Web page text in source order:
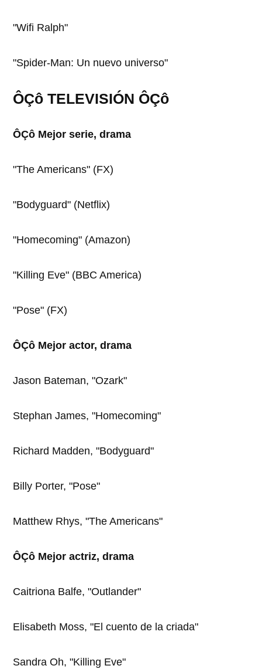
"Wifi Ralph"
"Spider-Man: Un nuevo universo"
ÔÇô TELEVISIÓN ÔÇô
ÔÇô Mejor serie, drama
"The Americans" (FX)
"Bodyguard" (Netflix)
"Homecoming" (Amazon)
"Killing Eve" (BBC America)
"Pose" (FX)
ÔÇô Mejor actor, drama
Jason Bateman, "Ozark"
Stephan James, "Homecoming"
Richard Madden, "Bodyguard"
Billy Porter, "Pose"
Matthew Rhys, "The Americans"
ÔÇô Mejor actriz, drama
Caitriona Balfe, "Outlander"
Elisabeth Moss, "El cuento de la criada"
Sandra Oh, "Killing Eve"